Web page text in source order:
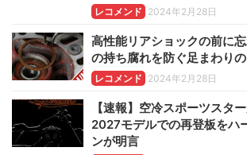
レコメンド 2024年2月28日
高性能リアショックの前に
の持ち腐れを防ぐ足まわり
レコメンド 2024年2月28日
【速報】空冷スポーツスタ
2027モデルでの再登板をハ
ンが明言